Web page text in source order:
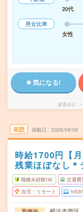
20代
男女比率
女性
気になる!
派遣会社
未読 掲載日 2026/08/08
時給1700円【
残業ほぼなし
職種未経験OK 交通費
在宅・リモート WEB